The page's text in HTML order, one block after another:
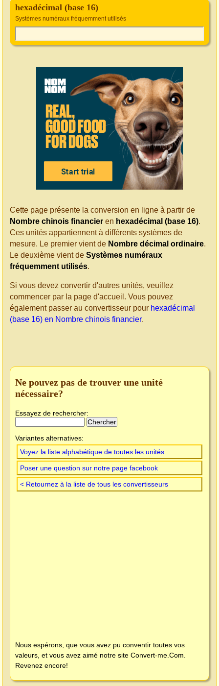
hexadécimal (base 16)
Systèmes numéraux fréquemment utilisés
Cette page présente la conversion en ligne à partir de
Nombre chinois financier en hexadécimal (base 16).
Ces unités appartiennent à différents systèmes de
mesure. Le premier vient de Nombre décimal ordinaire.
Le deuxième vient de Systèmes numéraux
fréquemment utilisés.
Si vous devez convertir d'autres unités, veuillez
commencer par la page d'accueil. Vous pouvez
également passer au convertisseur pour hexadécimal
(base 16) en Nombre chinois financier.
Ne pouvez pas de trouver une unité
nécessaire?
Essayez de rechercher:
Variantes alternatives:
Voyez la liste alphabétique de toutes les unités
Poser une question sur notre page facebook
< Retournez à la liste de tous les convertisseurs
Nous espérons, que vous avez pu conventir toutes vos
valeurs, et vous avez aimé notre site Convert-me.Com
Revenez encore!